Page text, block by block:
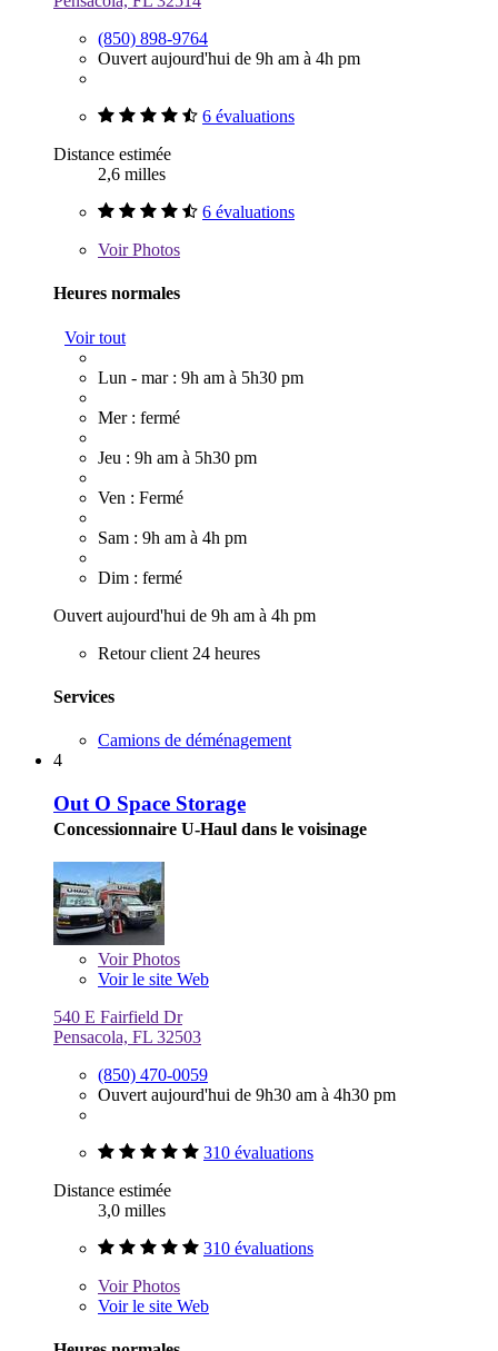
(850) 898-9764
Ouvert aujourd'hui de 9h am à 4h pm
6 évaluations
Distance estimée
2,6 milles
6 évaluations
VoirPhotos
Heures normales
Voir tout
Lun - mar : 9h am à 5h30 pm
Mer : fermé
Jeu : 9h am à 5h30 pm
Ven : Fermé
Sam : 9h am à 4h pm
Dim : fermé
Ouvert aujourd'hui de 9h am à 4h pm
Retour client 24 heures
Services
Camions de déménagement
4
Out O Space Storage
Concessionnaire U-Haul dans le voisinage
VoirPhotos
Voir le site Web
540 E Fairfield Dr
Pensacola, FL 32503
(850) 470-0059
Ouvert aujourd'hui de 9h30 am à 4h30 pm
310 évaluations
Distance estimée
3,0 milles
310 évaluations
VoirPhotos
Voir le site Web